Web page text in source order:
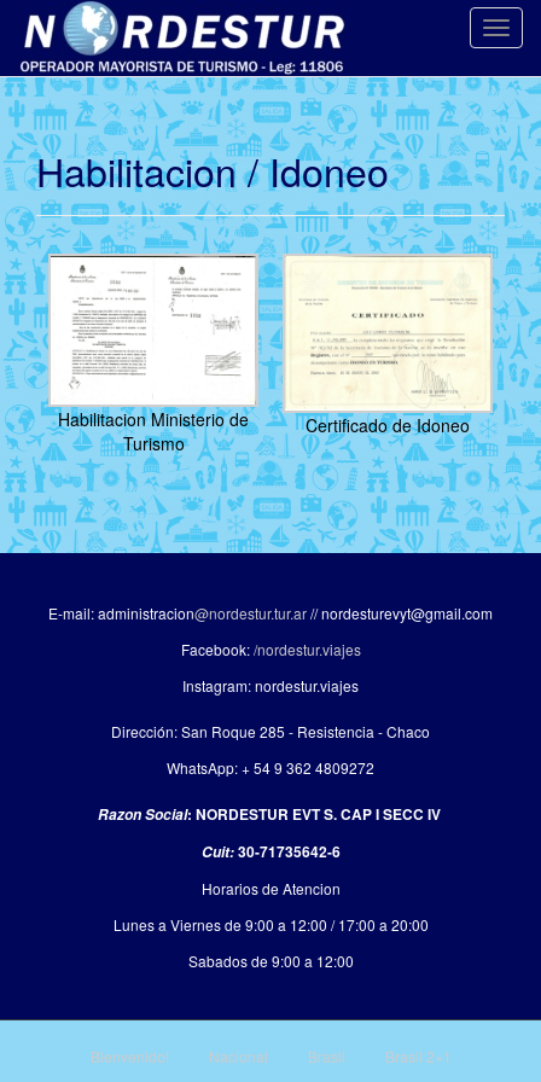
C
m
b
i
a
r
n
a
v
e
g
a
c
i
ó
n
Habilitacion / Idoneo
Habilitacion Ministerio de
Turismo
Certificado de Idoneo
E-mail: administracion@nordestur.tur.ar// nordesturevyt@gmail.com
Facebook:/nordestur.viajes
Instagram: nordestur.viajes
Dirección: San Roque 285 - Resistencia - Chaco
WhatsApp: + 54 9 362 4809272
Razon Social: NORDESTUR EVT S. CAP I SECC IV
Cuit:30-71735642-6
Horarios de Atencion
Lunes a Viernes de 9:00 a 12:00 / 17:00 a 20:00
Sabados de 9:00 a 12:00
Bienvenido! Nacional Brasil Brasil 2×1